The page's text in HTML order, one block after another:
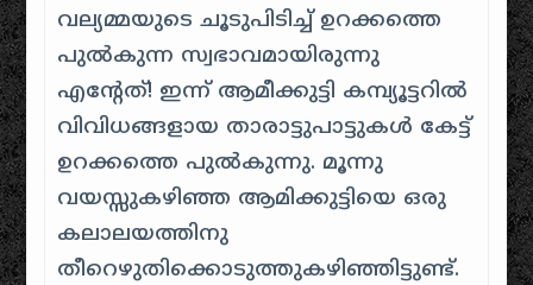
വല്യമ്മയുടെ ചൂടുപിടിച്ച് ഉറക്കത്തെ
പുൽകുന്ന സ്വഭാവമായിരുന്നു
എന്റേത്! ഇന്ന് ആമീക്കുട്ടി കമ്പ്യൂട്ടറിൽ
വിവിധങ്ങളായ താരാട്ടുപാട്ടുകൾ കേട്ട്
ഉറക്കത്തെ പുൽകുന്നു. മൂന്നു
വയസ്സുകഴിഞ്ഞ ആമിക്കുട്ടിയെ ഒരു
കലാലയത്തിനു
തീറെഴുതിക്കൊടുത്തുകഴിഞ്ഞിട്ടുണ്ട്.